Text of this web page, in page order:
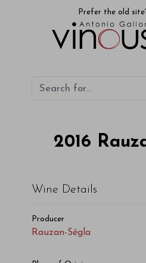
Prefer the old
2016
Wine Details
Producer
Rauzan-Ségla
Rauzan-Ségla Rauzan-Ségla 2016